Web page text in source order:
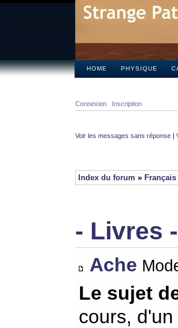
HOME PHYSIQUE
Connexion Inscription
Voir les messages sans réponse |
Index du forum » Français
- Livres -
Ache
Le sujet
cours,